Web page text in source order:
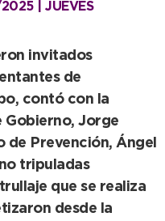
| JUEVES
invitados
de
contó con la
Gobierno, Jorge
de Prevención, Ángel
tripuladas
que se realiza
desde la